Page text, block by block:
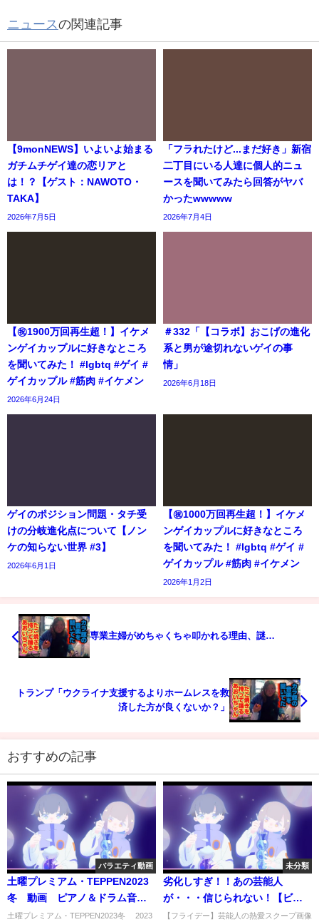
ニュースの関連記事
【9monNEWS】いよいよ始まる
ガチムチゲイ達の恋リアと
は！？【ゲスト：NAWOTO・
TAKA】
2026年7月5日
「フラれたけど...まだ好き」新宿
二丁目にいる人達に個人的ニュ
ースを聞いてみたら回答がヤバ
かったwwwww
2026年7月4日
【㊗️1900万回再生超！】イケメ
ンゲイカップルに好きなところ
を聞いてみた！ #lgbtq #ゲイ #
ゲイカップル #筋肉 #イケメン
2026年6月24日
＃332「【コラボ】おこげの進化
系と男が途切れないゲイの事
情」
2026年6月18日
ゲイのポジション問題・タチ受
けの分岐進化点について【ノン
ケの知らない世界 #3】
2026年6月1日
【㊗️1000万回再生超！】イケメ
ンゲイカップルに好きなところ
を聞いてみた！ #lgbtq #ゲイ #
ゲイカップル #筋肉 #イケメン
2026年1月2日
専業主婦がめちゃくちゃ叩かれる理由、謎…
トランプ「ウクライナ支援するよりホームレスを救
済した方が良くないか？」
おすすめの記事
バラエティ動画
土曜プレミアム・TEPPEN2023
冬 動画 ピアノ＆ドラム音楽
の祭典 2023年2月4日
土曜プレミアム・TEPPEN2023冬 2023
未分類
劣化しすぎ！！あの芸能人
が・・・信じられない！【ビフ
ォーアフター画像】
【フライデー】芸能人の熱愛スクープ画像